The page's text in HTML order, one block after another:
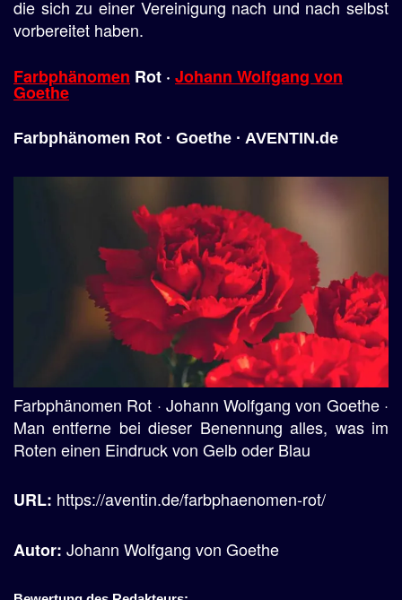
die sich zu einer Vereinigung nach und nach selbst
vorbereitet haben.
Farbphänomen Rot · Johann Wolfgang von
Goethe
Farbphänomen Rot · Goethe · AVENTIN.de
Farbphänomen Rot · Johann Wolfgang von Goethe ·
Man entferne bei dieser Benennung alles, was im
Roten einen Eindruck von Gelb oder Blau
URL: https://aventin.de/farbphaenomen-rot/
Autor: Johann Wolfgang von Goethe